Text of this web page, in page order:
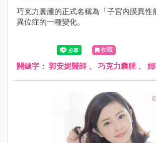
巧克力囊腫的正式名稱為「子宮內膜異性
異位症的一種變化。
收藏
關鍵字： 郭安妮醫師 、 巧克力囊腫、